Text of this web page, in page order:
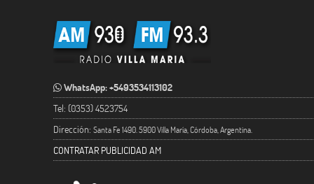
WhatsApp: +5493534113102
Tel: (0353) 4523754
Dirección: Santa Fe 1490. 5900 Villa María, Córdoba, Argentina.
CONTRATAR PUBLICIDAD AM